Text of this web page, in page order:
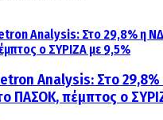
Αnalysis: Στο 29,8%
ΠΑΣΟΚ, πέμπτος ο